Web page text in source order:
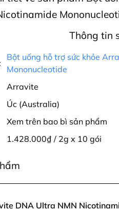
Thông tin
Bột uống hỗ trợ sức khỏe
Mononucleotide
Arravite
Úc (Australia)
Xem trên bao bì sản phẩm
1.428.000₫ / 2g x 10 gói
DNA Ultra NMN